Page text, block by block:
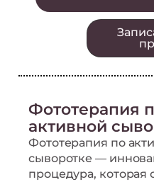
Фототерапия
активной
Фототерапия по
сыворотке —
процедура, которая